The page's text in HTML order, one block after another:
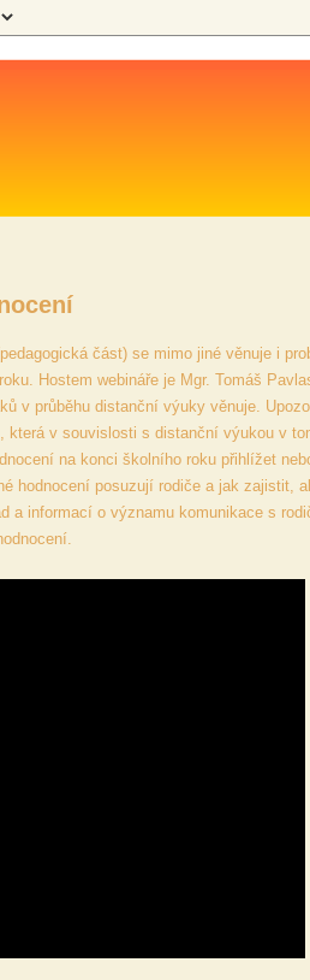
část) se mimo jiné věnuje i
Hostem webináře je Mgr. Tomáš
v průběhu distanční výuky věnuje.
která v souvislosti s distanční výukou v
na konci školního roku přihlížet
hodnocení posuzují rodiče a jak zajistit,
a informací o významu komunikace s